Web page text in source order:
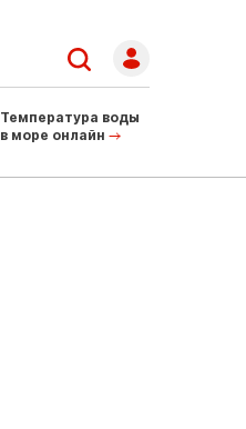
Температура воды
в море онлайн